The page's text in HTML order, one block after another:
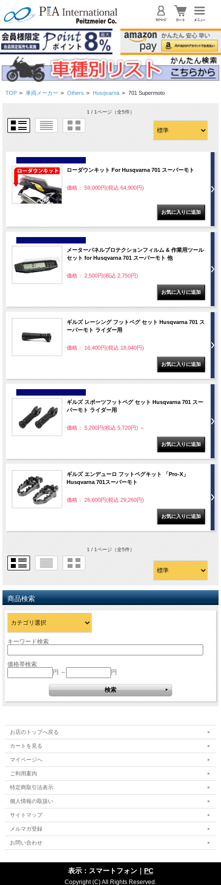
TOP > 車両メーカー > Others > Husqvarna > 701 Supermoto
1 / 1ページ（全5件）
ローダウンキット For Husqvarna 701 スーパーモト
価格： 59,000円(税込 64,900円)
メーターパネルプロテクションフィルム & 作業用ツール
セット for Husqvarna 701 スーパーモト 他
価格： 2,500円(税込 2,750円)
ギルズ レーシング フットペグ セット Husqvarna 701 ス
ーパーモト ライダー用
価格： 16,400円(税込 18,040円)
ギルズ スポーツフットペグ セット Husqvarna 701 スー
パーモト ライダー用
価格： 5,200円(税込 5,720円) ～
ギルズ エンデューロ フットペグキット 「Pro-X」
Husqvarna 701スーパーモト
価格： 26,600円(税込 29,260円)
1 / 1ページ（全5件）
商品検索
キーワード検索
価格帯検索
円 ～
円
お店のトップへ戻る
カートを見る
マイページへ
ご利用案内
特定商取引法表示
個人情報の取扱い
サイトマップ
メルマガ登録
お問い合わせ
表示：スマートフォン｜ PC
Copyright (C) All Rights Reserved.